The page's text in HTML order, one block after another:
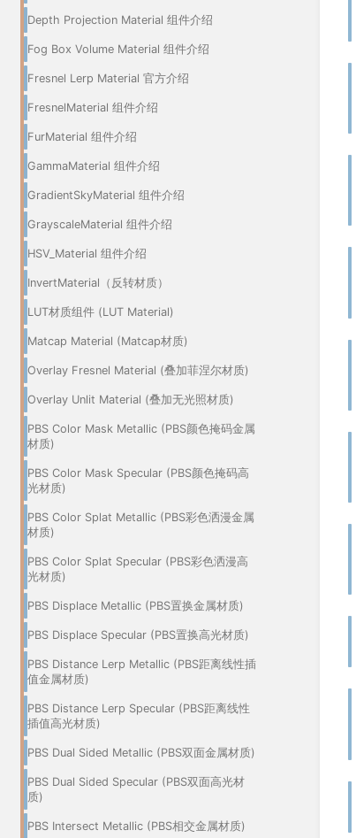
Depth Projection Material 组件介绍
Fog Box Volume Material 组件介绍
Fresnel Lerp Material 官方介绍
FresnelMaterial 组件介绍
FurMaterial 组件介绍
GammaMaterial 组件介绍
GradientSkyMaterial 组件介绍
GrayscaleMaterial 组件介绍
HSV_Material 组件介绍
InvertMaterial（反转材质）
LUT材质组件 (LUT Material)
Matcap Material (Matcap材质)
Overlay Fresnel Material (叠加菲涅尔材质)
Overlay Unlit Material (叠加无光照材质)
PBS Color Mask Metallic (PBS颜色掩码金属
材质)
PBS Color Mask Specular (PBS颜色掩码高
光材质)
PBS Color Splat Metallic (PBS彩色洒漫金属
材质)
PBS Color Splat Specular (PBS彩色洒漫高
光材质)
PBS Displace Metallic (PBS置换金属材质)
PBS Displace Specular (PBS置换高光材质)
PBS Distance Lerp Metallic (PBS距离线性插
值金属材质)
PBS Distance Lerp Specular (PBS距离线性
插值高光材质)
PBS Dual Sided Metallic (PBS双面金属材质)
PBS Dual Sided Specular (PBS双面高光材
质)
PBS Intersect Metallic (PBS相交金属材质)